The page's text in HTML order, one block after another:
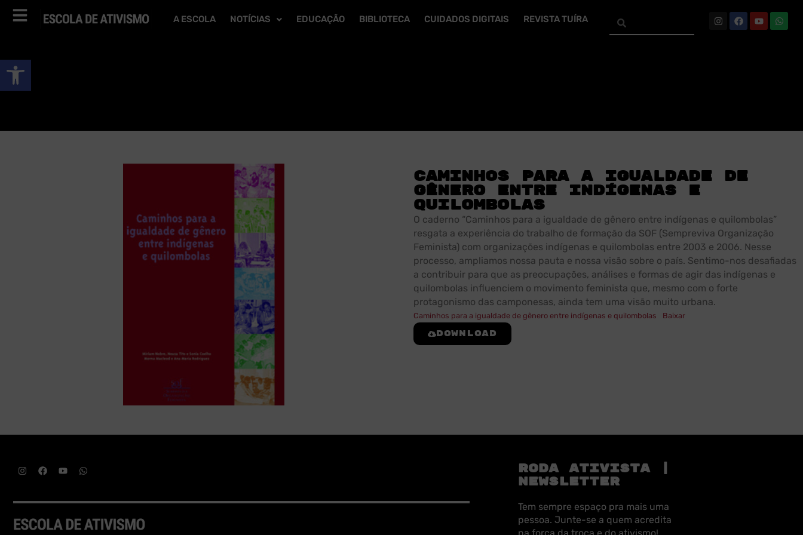
Abrir a barra de ferramentas
A ESCOLA NOTÍCIAS EDUCAÇÃO BIBLIOTECA CUIDADOS DIGITAIS REVISTA TUÍRA
Caminhos para a igualdade de
gênero entre indígenas e
quilombolas
O caderno “Caminhos para a igualdade de gênero entre indígenas e quilombolas”
resgata a experiência do trabalho de formação da SOF (Sempreviva Organização
Feminista) com organizações indígenas e quilombolas entre 2003 e 2006. Nesse
processo, ampliamos nossa pauta e nossa visão sobre o país. Sentimo-nos desafiadas
a contribuir para que as preocupações, análises e formas de agir das indígenas e
quilombolas influenciem o movimento feminista que, mesmo com o forte
protagonismo das camponesas, ainda tem uma visão muito urbana.
Caminhos para a igualdade de gênero entre indígenas e quilombolas Baixar
Download
RODA ATIVISTA |
NEWSLETTER
Tem sempre espaço pra mais uma
pessoa. Junte-se a quem acredita
na força da troca e do ativismo!